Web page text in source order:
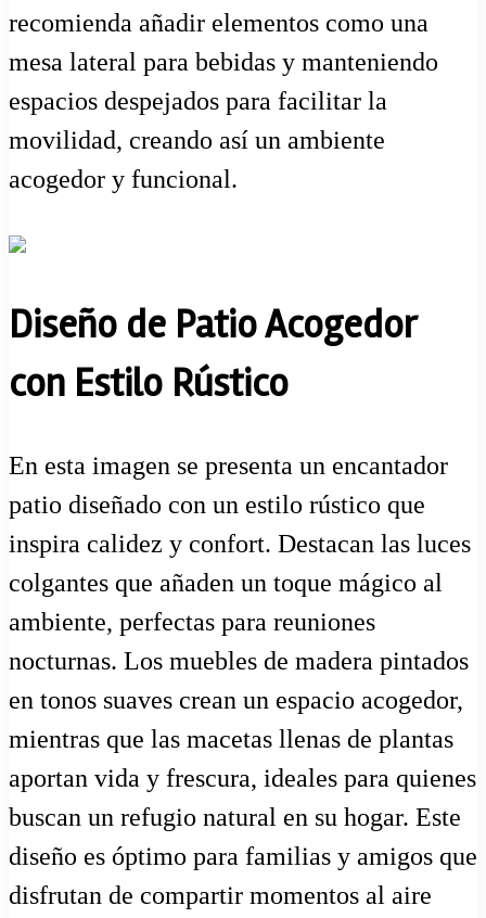
recomienda añadir elementos como una
mesa lateral para bebidas y manteniendo
espacios despejados para facilitar la
movilidad, creando así un ambiente
acogedor y funcional.
Diseño de Patio Acogedor
con Estilo Rústico
En esta imagen se presenta un encantador
patio diseñado con un estilo rústico que
inspira calidez y confort. Destacan las luces
colgantes que añaden un toque mágico al
ambiente, perfectas para reuniones
nocturnas. Los muebles de madera pintados
en tonos suaves crean un espacio acogedor,
mientras que las macetas llenas de plantas
aportan vida y frescura, ideales para quienes
buscan un refugio natural en su hogar. Este
diseño es óptimo para familias y amigos que
disfrutan de compartir momentos al aire